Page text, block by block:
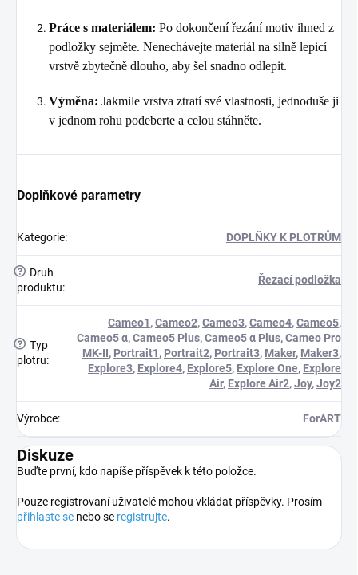
Práce s materiálem: Po dokončení řezání motiv ihned z
podložky sejměte. Nenechávejte materiál na silně lepicí
vrstvě zbytečně dlouho, aby šel snadno odlepit.
Výměna: Jakmile vrstva ztratí své vlastnosti, jednoduše ji
v jednom rohu podeberte a celou stáhněte.
Doplňkové parametry
Kategorie: DOPLŇKY K PLOTRŮM
?
Druh
produktu:
Řezací podložka
? Typ
plotru:
Cameo1,Cameo2,Cameo3,Cameo4,Cameo5,
Cameo5 α,Cameo5 Plus,Cameo5 α Plus,Cameo Pro
MK-II, Portrait1, Portrait2, Portrait3, Maker, Maker3,
Explore3, Explore4, Explore5, Explore One, Explore
Air, Explore Air2,Joy,Joy2
Výrobce: ForART
Diskuze
Buďte první, kdo napíše příspěvek k této položce.
Pouze registrovaní uživatelé mohou vkládat příspěvky. Prosím
přihlaste se nebo se registrujte.